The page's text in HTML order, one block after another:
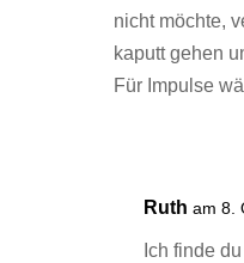
nicht möchte,
kaputt gehen
Für Impulse
Ruth am 8.
Ich finde